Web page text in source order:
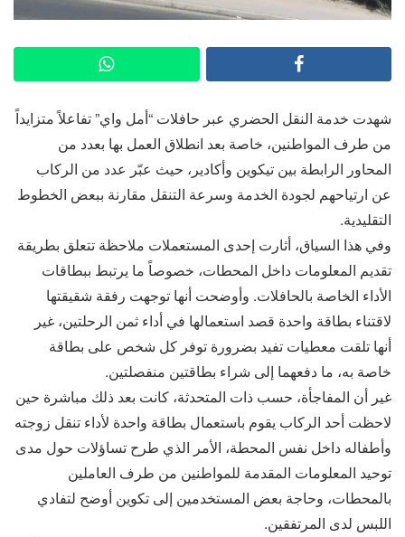
شهدت خدمة النقل الحضري عبر حافلات “أمل واي” تفاعلاً متزايداً
من طرف المواطنين، خاصة بعد انطلاق العمل بها بعدد من
المحاور الرابطة بين تيكوين وأكادير، حيث عبّر عدد من الركاب
عن ارتياحهم لجودة الخدمة وسرعة التنقل مقارنة ببعض الخطوط
التقليدية.
وفي هذا السياق، أثارت إحدى المستعملات ملاحظة تتعلق بطريقة
تقديم المعلومات داخل المحطات، خصوصاً ما يرتبط ببطاقات
الأداء الخاصة بالحافلات. وأوضحت أنها توجهت رفقة شقيقتها
لاقتناء بطاقة واحدة قصد استعمالها في أداء ثمن الرحلتين، غير
أنها تلقت معطيات تفيد بضرورة توفر كل شخص على بطاقة
خاصة به، ما دفعهما إلى شراء بطاقتين منفصلتين.
غير أن المفاجأة، حسب ذات المتحدثة، كانت بعد ذلك مباشرة حين
لاحظت أحد الركاب يقوم باستعمال بطاقة واحدة لأداء تنقل زوجته
وأطفاله داخل نفس المحطة، الأمر الذي طرح تساؤلات حول مدى
توحيد المعلومات المقدمة للمواطنين من طرف العاملين
بالمحطات، وحاجة بعض المستخدمين إلى تكوين أوضح لتفادي
اللبس لدى المرتفقين.